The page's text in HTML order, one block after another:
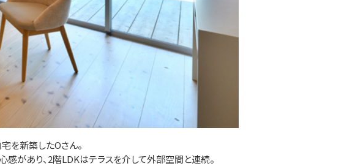
を新築したOさん。
があり、2階LDKはテラスを介して外部空間と連続。